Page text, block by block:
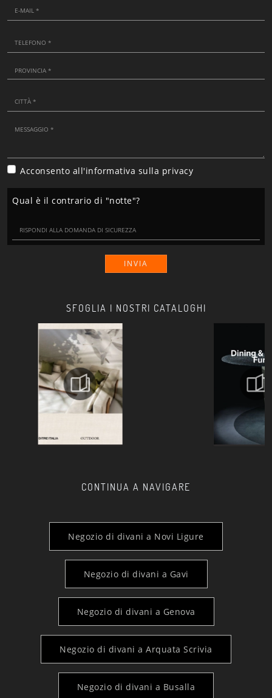
SFOGLIA I NOSTRI CATALOGHI
CONTINUA A NAVIGARE
Negozio di divani a Novi Ligure
Negozio di divani a Gavi
Negozio di divani a Genova
Negozio di divani a Arquata Scrivia
Negozio di divani a Busalla
Acconsento all'informativa sulla privacy
Qual è il contrario di "notte"?
INVIA